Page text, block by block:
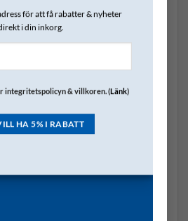
för att få rabatter & nyheter
i din inkorg.
integritetspolicyn & villkoren. (Länk)